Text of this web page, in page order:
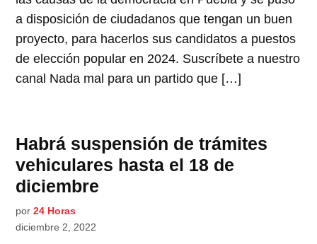
a disposición de ciudadanos que tengan un buen
proyecto, para hacerlos sus candidatos a puestos
de elección popular en 2024. Suscríbete a nuestro
canal Nada mal para un partido que […]
Habrá suspensión de trámites
vehiculares hasta el 18 de
diciembre
por 24 Horas
diciembre 2, 2022